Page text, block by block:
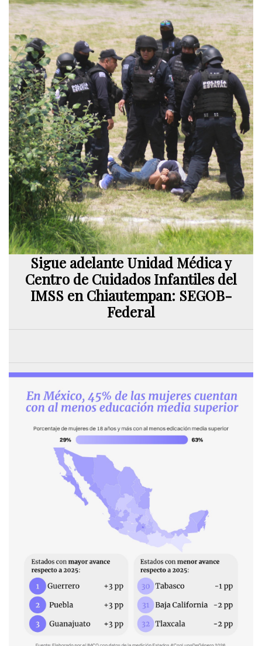
Sigue adelante Unidad Médica y
Centro de Cuidados Infantiles del
IMSS en Chiautempan: SEGOB-
Federal